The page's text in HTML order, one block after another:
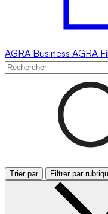
AGRA Business AGRA Fil
Trier par Filtrer par